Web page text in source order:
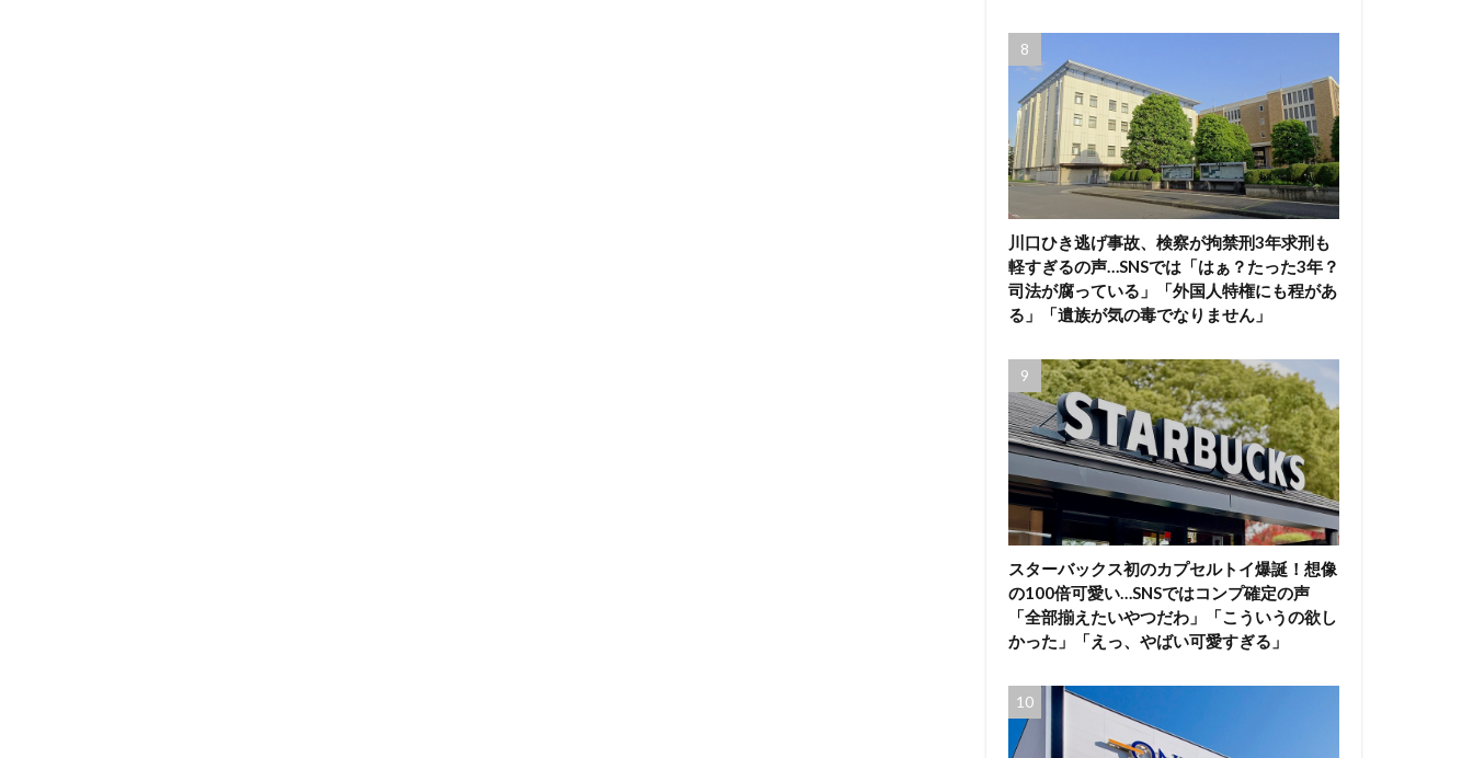
川口ひき逃げ事故、検察が拘禁刑3年求刑も
軽すぎるの声…SNSでは「はぁ？たった3年？
司法が腐っている」「外国人特権にも程があ
る」「遺族が気の毒でなりません」
スターバックス初のカプセルトイ爆誕！想像
の100倍可愛い…SNSではコンプ確定の声
「全部揃えたいやつだわ」「こういうの欲し
かった」「えっ、やばい可愛すぎる」